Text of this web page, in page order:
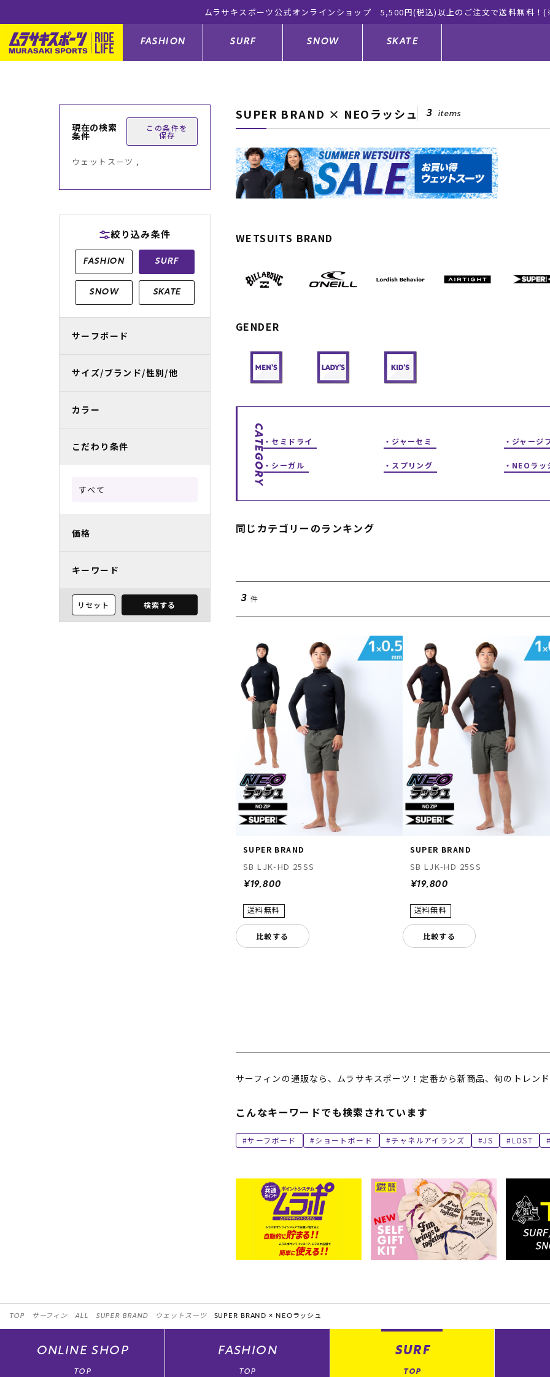
ムラサキスポーツ公式オンラインショ
FASHION
アウター/ジャケット トップス
シューズ サンダル
バッグ
メンズ水着
レディースラッシュガード レディースフィットネス ストライダー/バイク/その他
FASHION TOP
SURF
サーフボード ウェットスーツ
サーフボードメンテナンスグッズ キッズサーフィン
ボディーボード
GO ボディーボード
SNOW
スノーボード板 バインディング
スノーボードセット スノーボードウェア
スノーボードゴーグル
キッズスノーボードセット
スノーボード レンタル リフト電子チケット 中古/アウトレット スノーボード
中古/アウトレット スノーウェア
SNOW TOP
SKATE
スケートボード キッズスケートボード
スケートボードグッズ
スケートボードメンテナンスグッ
ズ
GO スケートセット
SUPER BRAND × NEOラッシュ 3 items
WETSUITS BRAND
GENDER
CATEGORY セミドライ ジャーセミ ジャージ
シーガル スプリング NEOラッ
同じカテゴリーのランキング
3 件
SUPER BRAND
SB LJK-HD 25SS
¥19,800
比較する
SUPER BRAND
SB LJK-HD 25SS
¥19,800
比較する
サーフィンの通販なら、ムラサキスポーツ！定番から新商品、旬のトレン
こんなキーワードでも検索されています
サーフボード ショートボード チャネルアイランズ JS LOST
現在の検索
条件
この条件を
保存
ウェットスーツ ,
絞り込み条件
FASHION SURF
SNOW SKATE
サーフボード
サイズ/ブランド/性別/他
カラー
こだわり条件
すべて
価格
キーワード
リセット 検索する
TOP サーフィン ALL SUPER BRAND ウェットスーツ SUPER BRAND × NEOラッシュ
ONLINE SHOP
TOP
FASHION
TOP
SURF
TOP